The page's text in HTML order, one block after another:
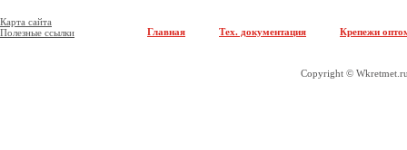
Карта сайта
Полезные ссылки
Главная Тех. документация Крепежи
Copyright ©